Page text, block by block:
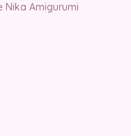
Nika Amigurumi